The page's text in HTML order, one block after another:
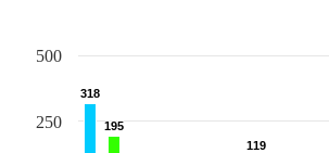
318
318
195
195
119
119
250
500